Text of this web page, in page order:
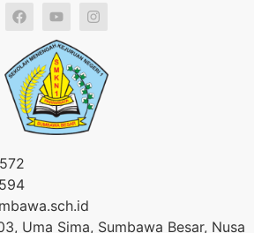
Uma Sima, Sumbawa Besar, Nusa